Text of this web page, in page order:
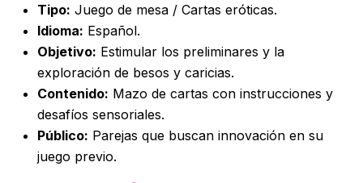
Tipo: Juego de mesa / Cartas eróticas.
Idioma: Español.
Objetivo: Estimular los preliminares y la
exploración de besos y caricias.
Contenido: Mazo de cartas con instrucciones y
desafíos sensoriales.
Público: Parejas que buscan innovación en su
juego previo.